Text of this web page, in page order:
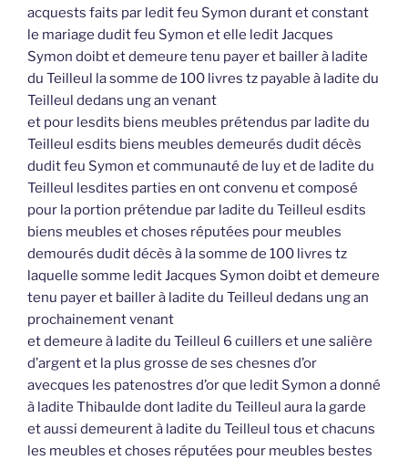
acquests faits par ledit feu Symon durant et constant
le mariage dudit feu Symon et elle ledit Jacques
Symon doibt et demeure tenu payer et bailler à ladite
du Teilleul la somme de 100 livres tz payable à ladite du
Teilleul dedans ung an venant
et pour lesdits biens meubles prétendus par ladite du
Teilleul esdits biens meubles demeurés dudit décès
dudit feu Symon et communauté de luy et de ladite du
Teilleul lesdites parties en ont convenu et composé
pour la portion prétendue par ladite du Teilleul esdits
biens meubles et choses réputées pour meubles
demourés dudit décès à la somme de 100 livres tz
laquelle somme ledit Jacques Symon doibt et demeure
tenu payer et bailler à ladite du Teilleul dedans ung an
prochainement venant
et demeure à ladite du Teilleul 6 cuillers et une salière
d’argent et la plus grosse de ses chesnes d’or
avecques les patenostres d’or que ledit Symon a donné
à ladite Thibaulde dont ladite du Teilleul aura la garde
et aussi demeurent à ladite du Teilleul tous et chacuns
les meubles et choses réputées pour meubles bestes